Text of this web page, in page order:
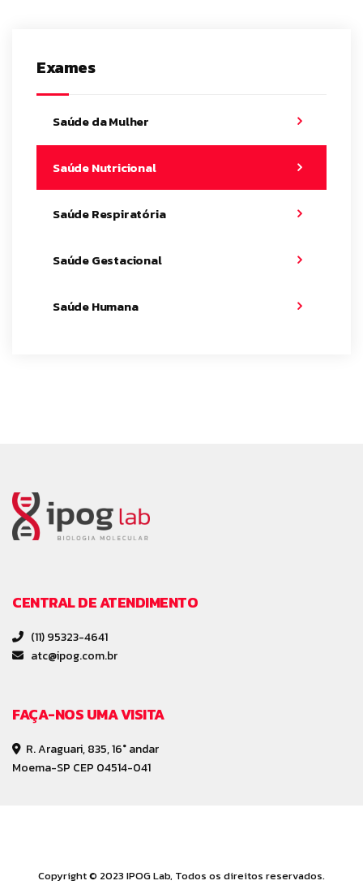
Exames
Saúde da Mulher
Saúde Nutricional
Saúde Respiratória
Saúde Gestacional
Saúde Humana
CENTRAL DE ATENDIMENTO
(11) 95323-4641
atc@ipog.com.br
FAÇA-NOS UMA VISITA
R. Araguari, 835, 16° andar
Moema-SP CEP 04514-041
Copyright © 2023 IPOG Lab, Todos os direitos reservados.